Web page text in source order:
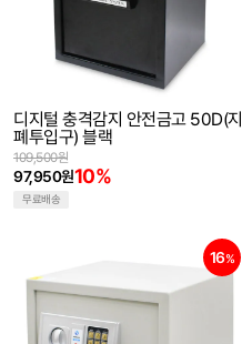
디지털 충격감지 안전금고 50D(지
폐투입구) 블랙
97,950원10%
109,500원
무료배송
16%